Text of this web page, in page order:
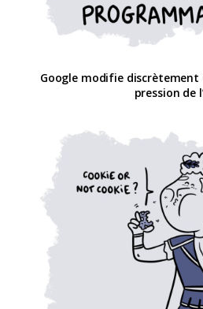
Google modifie discrètement
pression de